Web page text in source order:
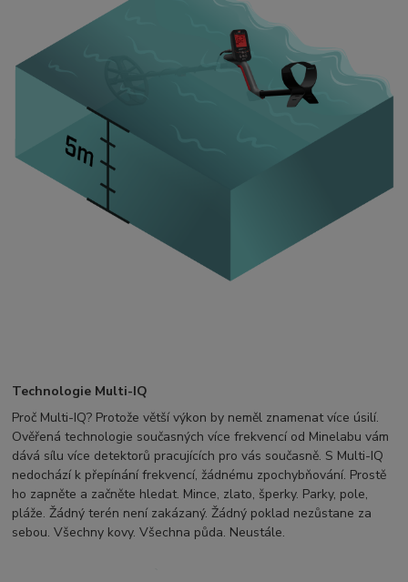
Technologie Multi-IQ
Proč Multi-IQ? Protože větší výkon by neměl znamenat více úsilí.
Ověřená technologie současných více frekvencí od Minelabu vám
dává sílu více detektorů pracujících pro vás současně. S Multi-IQ
nedochází k přepínání frekvencí, žádnému zpochybňování. Prostě
ho zapněte a začněte hledat. Mince, zlato, šperky. Parky, pole,
pláže. Žádný terén není zakázaný. Žádný poklad nezůstane za
sebou. Všechny kovy. Všechna půda. Neustále.